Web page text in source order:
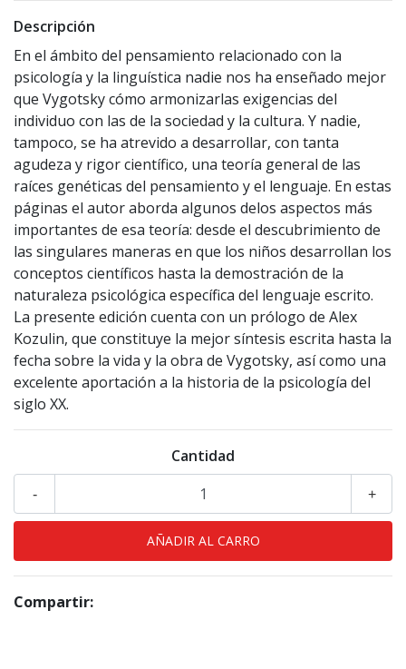
Descripción
En el ámbito del pensamiento relacionado con la
psicología y la linguística nadie nos ha enseñado mejor
que Vygotsky cómo armonizarlas exigencias del
individuo con las de la sociedad y la cultura. Y nadie,
tampoco, se ha atrevido a desarrollar, con tanta
agudeza y rigor científico, una teoría general de las
raíces genéticas del pensamiento y el lenguaje. En estas
páginas el autor aborda algunos delos aspectos más
importantes de esa teoría: desde el descubrimiento de
las singulares maneras en que los niños desarrollan los
conceptos científicos hasta la demostración de la
naturaleza psicológica específica del lenguaje escrito.
La presente edición cuenta con un prólogo de Alex
Kozulin, que constituye la mejor síntesis escrita hasta la
fecha sobre la vida y la obra de Vygotsky, así como una
excelente aportación a la historia de la psicología del
siglo XX.
Cantidad
+
-
Compartir: